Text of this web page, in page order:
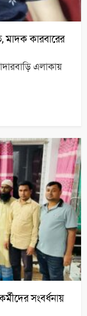
মাদক কারবারের
এলাকায়
সংবর্ধনায়